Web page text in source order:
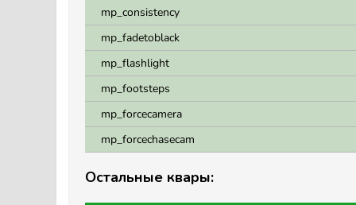
mp_consistency
mp_fadetoblack
mp_flashlight
mp_footsteps
mp_forcecamera
mp_forcechasecam
Остальные квары: